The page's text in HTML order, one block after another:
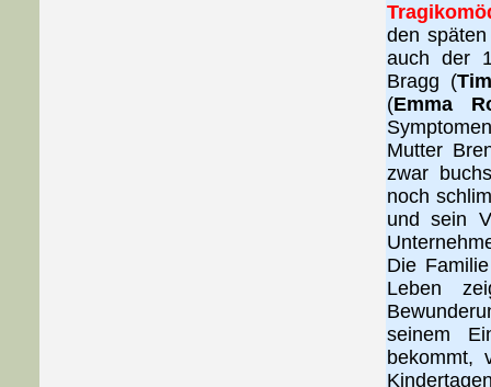
den
auch der
Bragg (
(Emma
Mutter
zwar
noch
und sein
Die
Leben
seinem
bekommt,